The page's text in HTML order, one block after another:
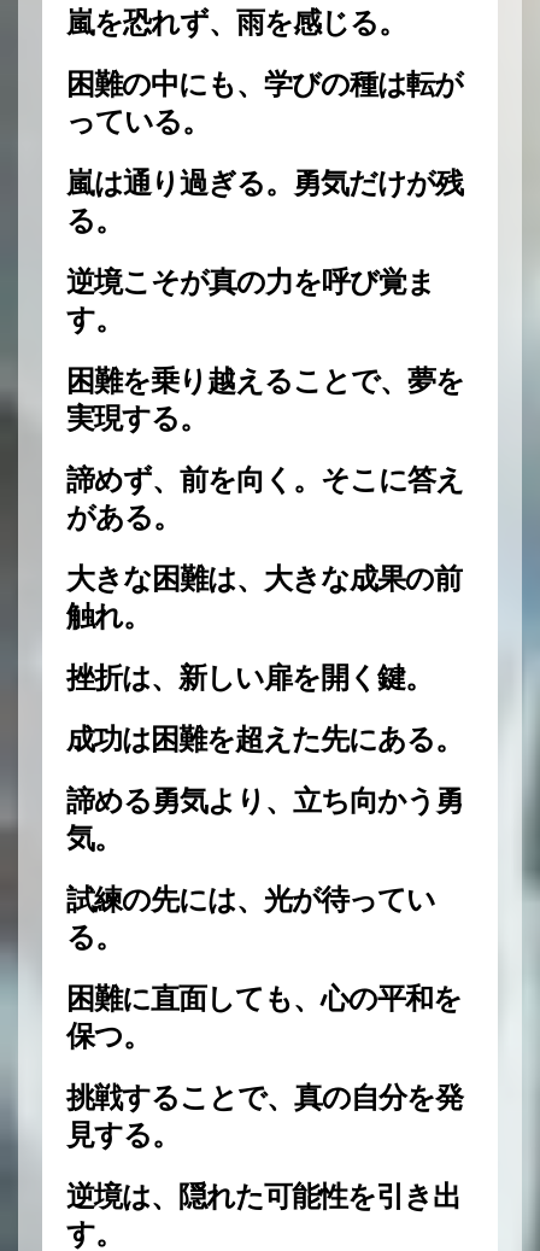
嵐を恐れず、雨を感じる。
困難の中にも、学びの種は転が
っている。
嵐は通り過ぎる。勇気だけが残
る。
逆境こそが真の力を呼び覚ま
す。
困難を乗り越えることで、夢を
実現する。
諦めず、前を向く。そこに答え
がある。
大きな困難は、大きな成果の前
触れ。
挫折は、新しい扉を開く鍵。
成功は困難を超えた先にある。
諦める勇気より、立ち向かう勇
気。
試練の先には、光が待ってい
る。
困難に直面しても、心の平和を
保つ。
挑戦することで、真の自分を発
見する。
逆境は、隠れた可能性を引き出
す。